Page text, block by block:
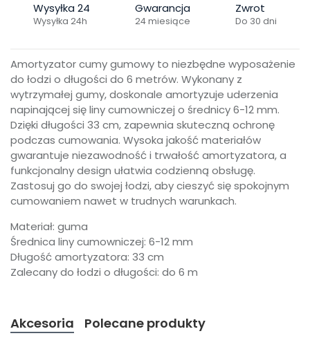
Wysyłka 24
Wysyłka 24h
Gwarancja
24 miesiące
Zwrot
Do 30 dni
Amortyzator cumy gumowy to niezbędne wyposażenie
do łodzi o długości do 6 metrów. Wykonany z
wytrzymałej gumy, doskonale amortyzuje uderzenia
napinającej się liny cumowniczej o średnicy 6-12 mm.
Dzięki długości 33 cm, zapewnia skuteczną ochronę
podczas cumowania. Wysoka jakość materiałów
gwarantuje niezawodność i trwałość amortyzatora, a
funkcjonalny design ułatwia codzienną obsługę.
Zastosuj go do swojej łodzi, aby cieszyć się spokojnym
cumowaniem nawet w trudnych warunkach.
Materiał: guma
Średnica liny cumowniczej: 6-12 mm
Długość amortyzatora: 33 cm
Zalecany do łodzi o długości: do 6 m
Akcesoria Polecane produkty